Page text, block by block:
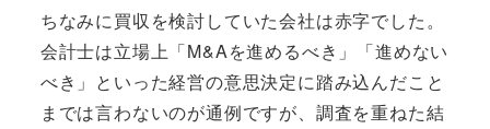
ちなみに買収を検討していた会社は赤字でした。
会計士は立場上「M&Aを進めるべき」「進めない
べき」といった経営の意思決定に踏み込んだこと
までは言わないのが通例ですが、調査を重ねた結